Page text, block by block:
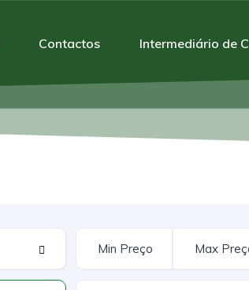
Contactos Intermediário de